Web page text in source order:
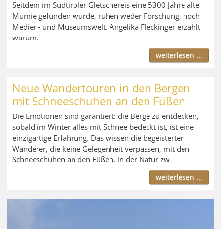
Seitdem im Südtiroler Gletschereis eine 5300 Jahre alte
Mumie gefunden wurde, ruhen weder Forschung, noch
Medien- und Museumswelt. Angelika Fleckinger erzählt
warum.
weiterlesen ...
Neue Wandertouren in den Bergen
mit Schneeschuhen an den Füßen
Die Emotionen sind garantiert: die Berge zu entdecken,
sobald im Winter alles mit Schnee bedeckt ist, ist eine
einzigartige Erfahrung. Das wissen die begeisterten
Wanderer, die keine Gelegenheit verpassen, mit den
Schneeschuhen an den Füßen, in der Natur zw
weiterlesen ...